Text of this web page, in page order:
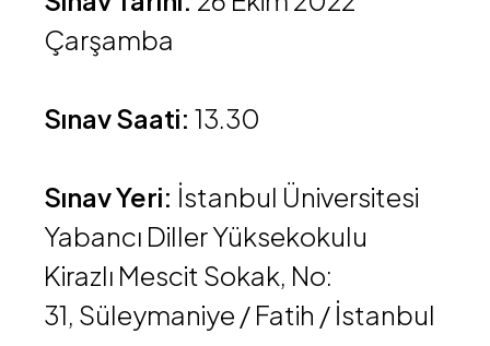
Çarşamba
Sınav Saati: 13.30
Sınav Yeri: İstanbul Üniversitesi
Yabancı Diller Yüksekokulu
Kirazlı Mescit Sokak, No:
31, Süleymaniye / Fatih / İstanbul